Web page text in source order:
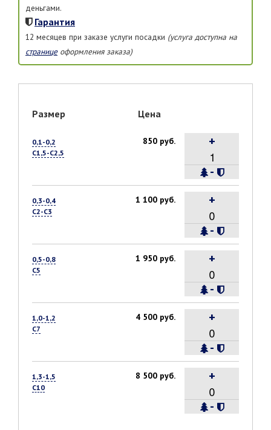
деньгами.
Гарантия
12 месяцев при заказе услуги посадки (услуга доступна на
страницеоформления заказа)
Размер Цена
0,1-0,2
С1,5-С2,5
850 руб.
-
+
0,3-0,4
С2-С3
1 100 руб.
-
+
0,5-0,8
С5
1 950 руб.
-
+
1,0-1,2
С7
4 500 руб.
-
+
1,3-1,5
С10
8 500 руб.
-
+